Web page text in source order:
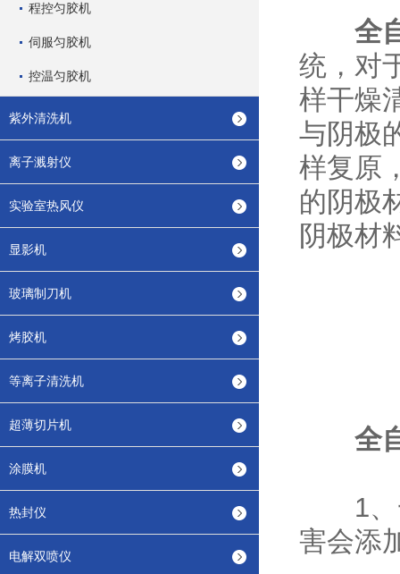
程控匀胶机
伺服匀胶机
控温匀胶机
紫外清洗机
离子溅射仪
实验室热风仪
显影机
玻璃制刀机
烤胶机
等离子清洗机
超薄切片机
涂膜机
热封仪
电解双喷仪
全
统，对
样干燥
与阴极
样复原
的阴极
阴极材
全
1、一
害会添